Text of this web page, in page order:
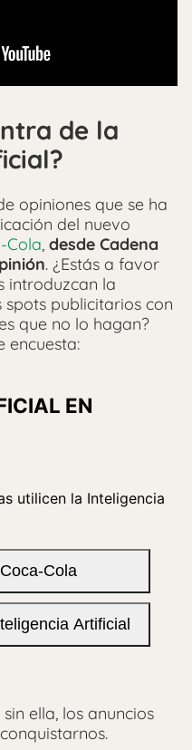
de la
opiniones que se ha
del nuevo
Cola, desde Cadena
. ¿Estás a favor
introduzcan la
spots publicitarios con
que no lo hagan?
encuesta:
ella, los anuncios